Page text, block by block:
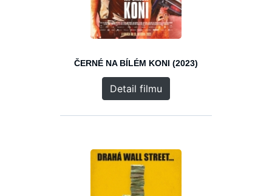
ČERNÉ NA BÍLÉM KONI (2023)
Detail filmu